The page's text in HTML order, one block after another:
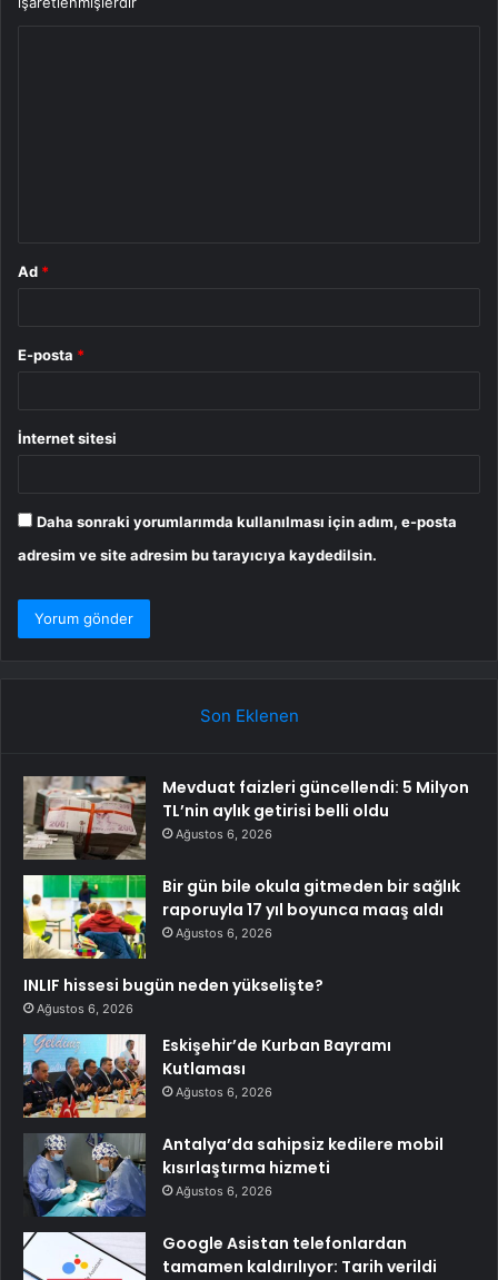
Ad *
E-posta *
İnternet sitesi
Daha sonraki yorumlarımda kullanılması için adım, e-posta
adresim ve site adresim bu tarayıcıya kaydedilsin.
Son Eklenen
Mevduat faizleri güncellendi: 5 Milyon
TL’nin aylık getirisi belli oldu
Ağustos 6, 2026
Bir gün bile okula gitmeden bir sağlık
raporuyla 17 yıl boyunca maaş aldı
Ağustos 6, 2026
INLIF hissesi bugün neden yükselişte?
Ağustos 6, 2026
Eskişehir’de Kurban Bayramı
Kutlaması
Ağustos 6, 2026
Antalya’da sahipsiz kedilere mobil
kısırlaştırma hizmeti
Ağustos 6, 2026
Google Asistan telefonlardan
tamamen kaldırılıyor: Tarih verildi